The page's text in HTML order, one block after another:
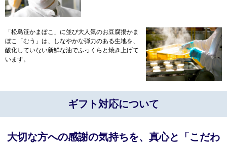
「松島笹かまぼこ」に並び大人気のお豆腐揚かま
ぼこ「むう」は、しなやかな弾力のある生地を、
酸化していない新鮮な油でふっくらと焼き上げて
います。
ギフト対応について
大切な方への感謝の気持ちを、真心と「こだわ